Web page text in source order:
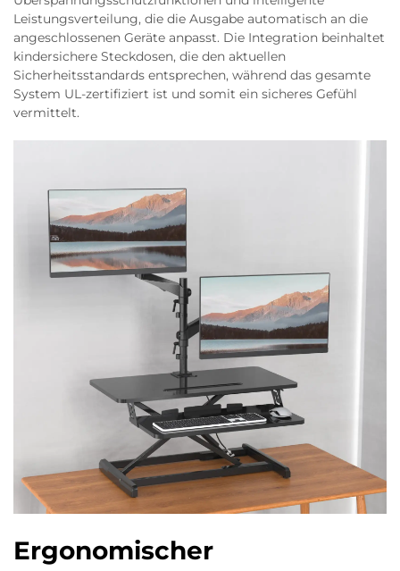
Leistungsverteilung, die die Ausgabe automatisch an die
angeschlossenen Geräte anpasst. Die Integration beinhaltet
kindersichere Steckdosen, die den aktuellen
Sicherheitsstandards entsprechen, während das gesamte
System UL-zertifiziert ist und somit ein sicheres Gefühl
vermittelt.
Ergonomischer